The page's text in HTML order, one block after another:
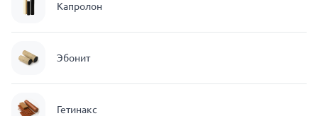
Капролон
Эбонит
Гетинакс